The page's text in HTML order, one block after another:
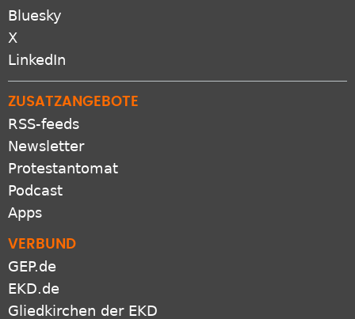
Bluesky
X
LinkedIn
ZUSATZANGEBOTE
RSS-feeds
Newsletter
Protestantomat
Podcast
Apps
VERBUND
GEP.de
EKD.de
Gliedkirchen der EKD